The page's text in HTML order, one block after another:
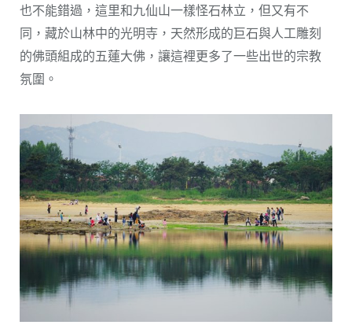
也不能錯過，這里和九仙山一樣怪石林立，但又有不
同，藏於山林中的光明寺，天然形成的巨石與人工雕刻
的佛頭組成的五蓮大佛，讓這裡更多了一些出世的宗教
氛圍。